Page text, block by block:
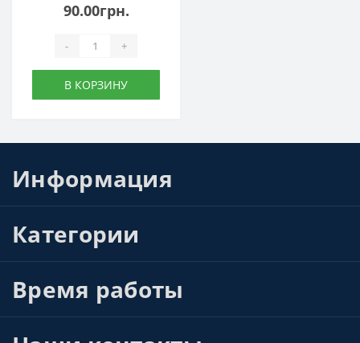
90.00грн.
- +
В КОРЗИНУ
Информация
Категории
Время работы